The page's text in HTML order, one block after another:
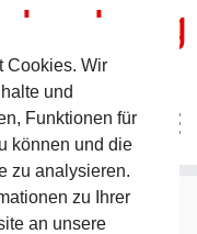
Cookies. Wir
und
Funktionen für
können und die
zu analysieren.
zu Ihrer
an unsere